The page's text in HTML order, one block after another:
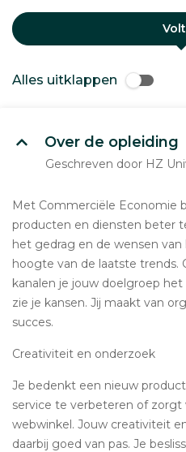
Alles uitklappen
Over de opleiding
Geschreven door HZ
Met Commerciële Economie
producten en diensten beter
het gedrag en de wensen
hoogte van de laatste trends.
kanalen je jouw doelgroep
zie je kansen. Jij maakt van
succes.
Creativiteit en onderzoek
Je bedenkt een nieuw
service te verbeteren of
webwinkel. Jouw creativiteit
daarbij goed van pas. Je